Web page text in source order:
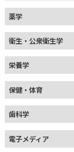
薬学
衛生・公衆衛生学
栄養学
保健・体育
歯科学
電子メディア